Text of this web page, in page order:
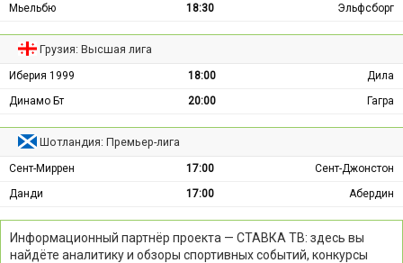
Мьельбю
18:30 Эльфсборг
Грузия: Высшая лига
Иберия 1999 18:00
Дила
Динамо Бт
20:00 Гагра
Шотландия: Премьер-лига
Сент-Миррен 17:00
Сент-Джонстон
Данди
17:00 Абердин
Информационный партнёр проекта — СТАВКА ТВ: здесь вы
найдёте аналитику и обзоры спортивных событий, конкурсы